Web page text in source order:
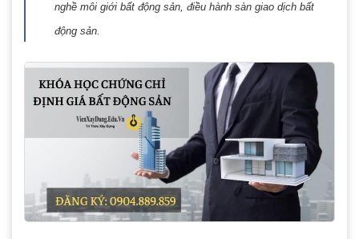
nghề môi giới bất động sản, điều hành sàn giao dịch bất
động sản.